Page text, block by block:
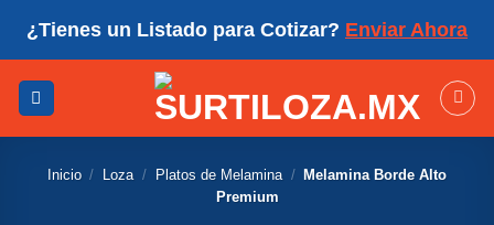
¿Tienes un Listado para Cotizar? Enviar Ahora
Inicio / Loza / Platos de Melamina /
Melamina Borde Alto
Premium